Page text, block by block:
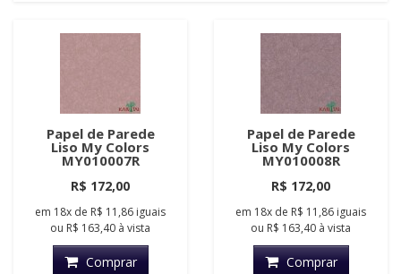
Papel de Parede
Liso My Colors
MY010007R
R$ 172,00
em 18x de R$ 11,86 iguais
ou R$ 163,40 à vista
Comprar
Papel de Parede
Liso My Colors
MY010008R
R$ 172,00
em 18x de R$ 11,86 iguais
ou R$ 163,40 à vista
Comprar